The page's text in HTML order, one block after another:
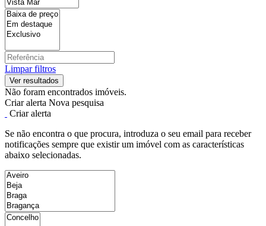
Limpar filtros
Não foram encontrados imóveis.
Criar alerta Nova pesquisa
Criar alerta
Se não encontra o que procura, introduza o seu email para receber
notificações sempre que existir um imóvel com as características
abaixo selecionadas.